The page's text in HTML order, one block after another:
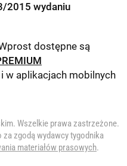
2015 wydaniu
dostępne są
w aplikacjach mobilnych
Wszelkie prawa zastrzeżone.
zgodą wydawcy tygodnika
materiałów prasowych.